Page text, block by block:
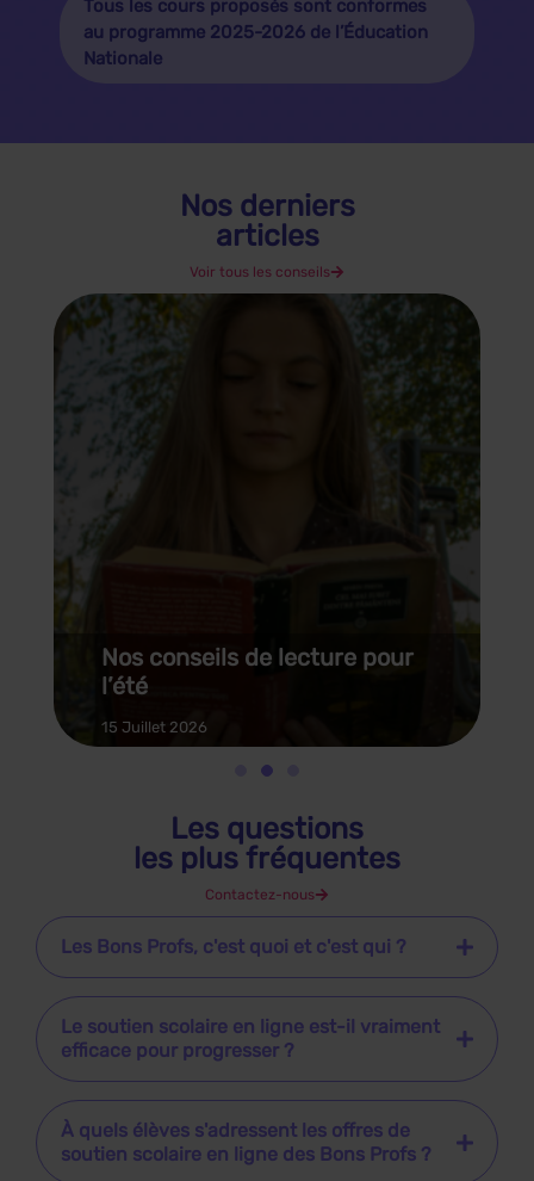
au programme 2025-2026 de l’Éducation
Nationale
Nos derniers
articles
Voir tous les conseils
Nos conseils de lecture pour
l’été
15 Juillet 2026
Les questions
les plus fréquentes
Contactez-nous
Les Bons Profs, c'est quoi et c'est qui ?
Le soutien scolaire en ligne est-il vraiment
efficace pour progresser ?
À quels élèves s'adressent les offres de
soutien scolaire en ligne des Bons Profs ?